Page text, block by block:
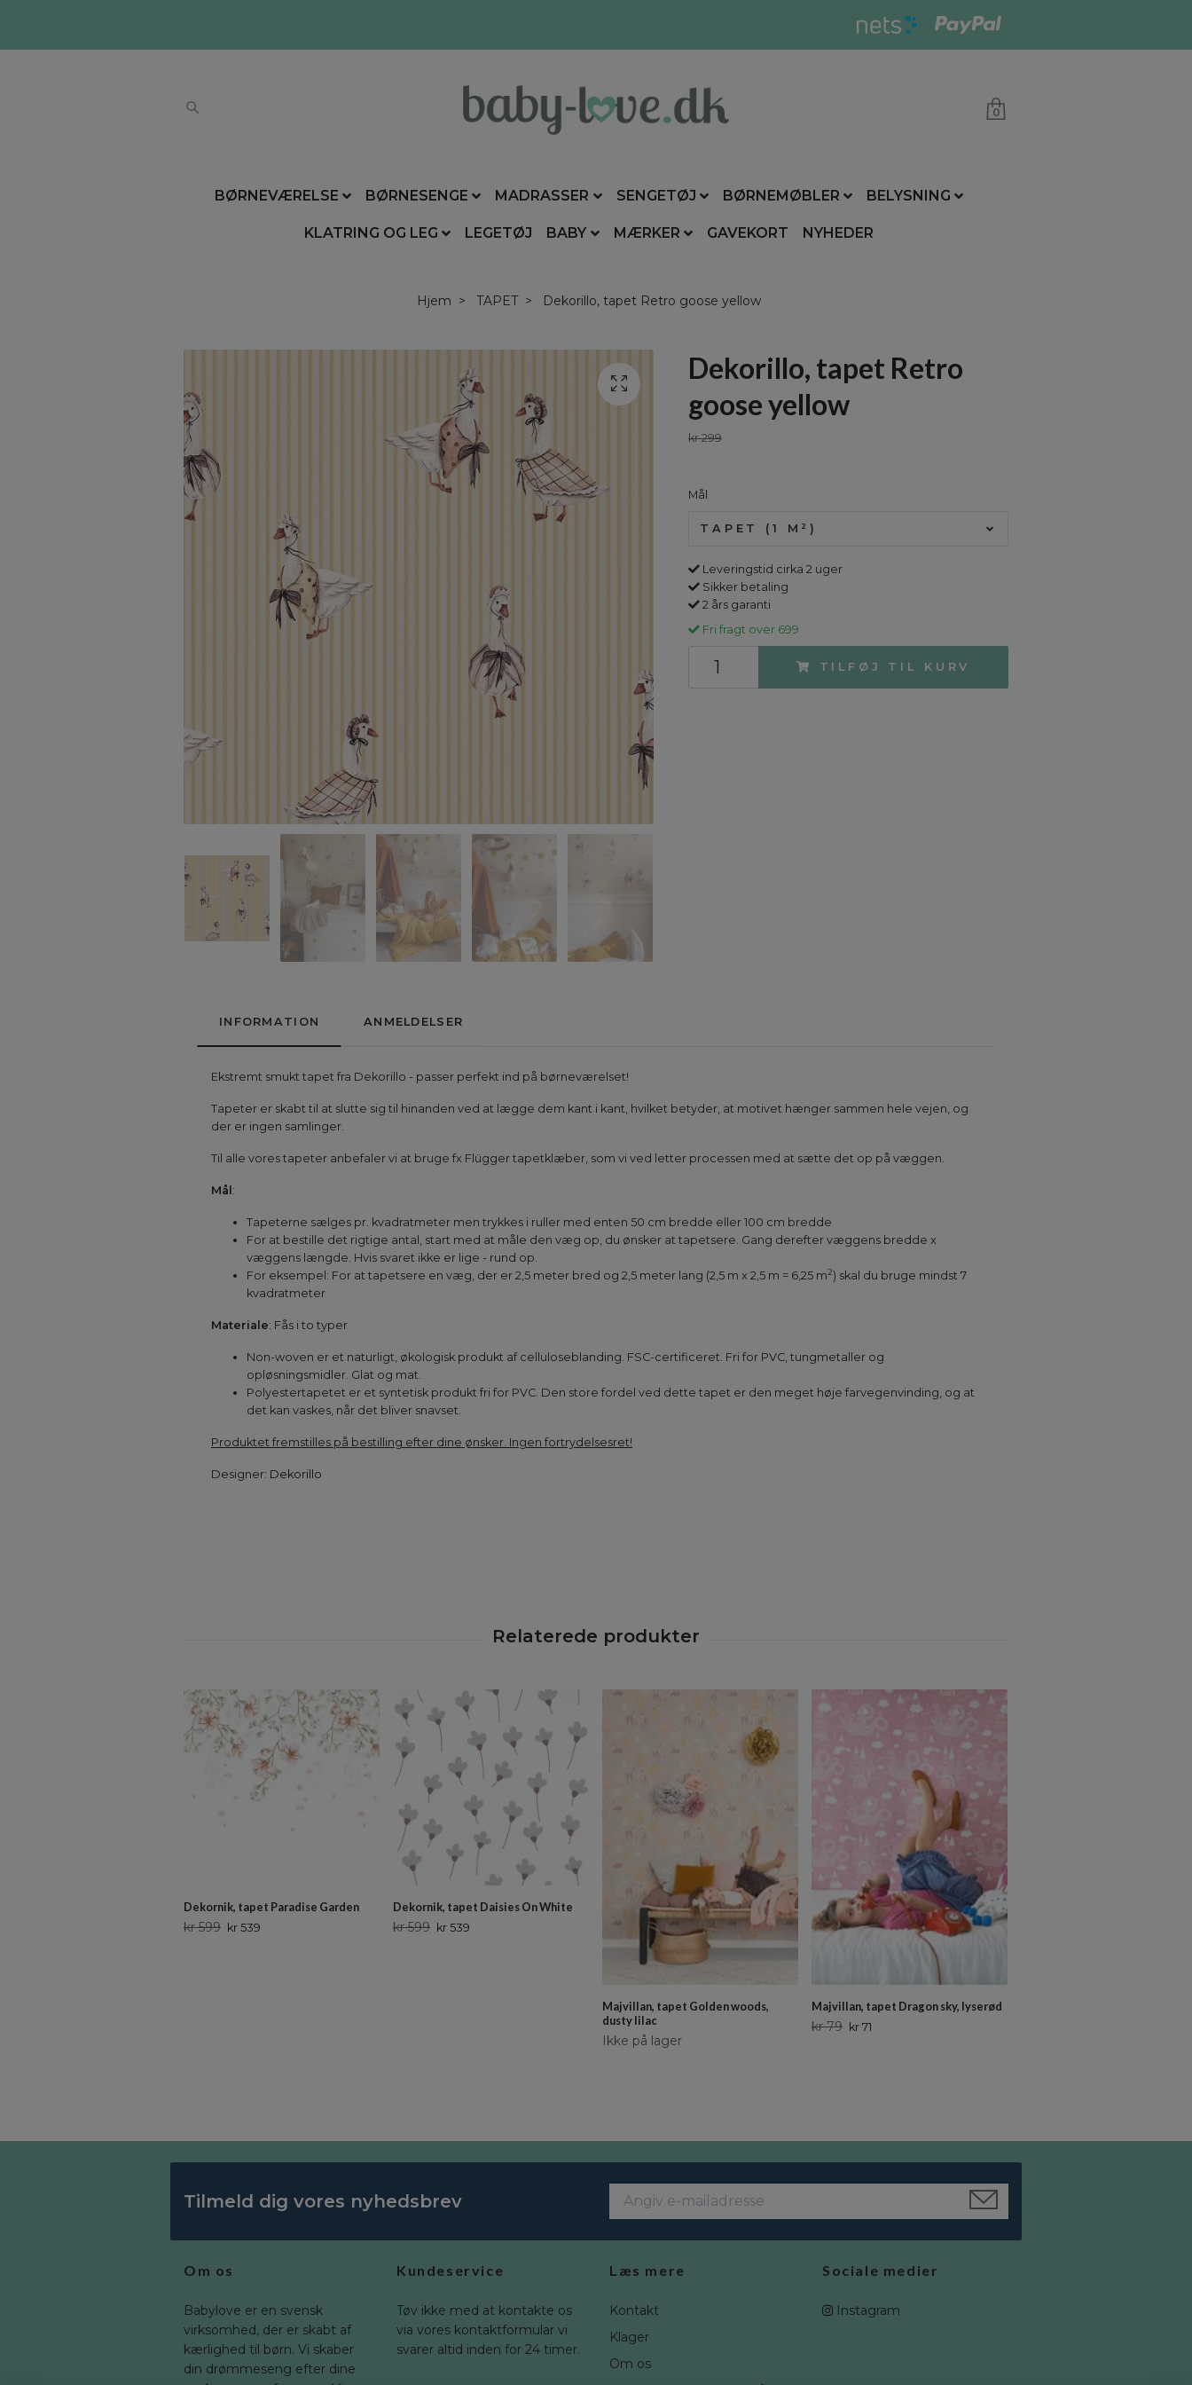
0
BØRNEVÆRELSE BØRNESENGE MADRASSER SENGETØJ BØRNEMØBLER BELYSNING
KLATRING OG LEG LEGETØJ BABY MÆRKER GAVEKORT NYHEDER
Hjem TAPET Dekorillo, tapet Retro goose yellow
Dekorillo, tapet Retro
goose yellow
kr 299
Mål
TAPET (1 M²)
Leveringstid cirka 2 uger
Sikker betaling
2 års garanti
Fri fragt over 699
TILFØJ TIL KURV
INFORMATION ANMELDELSER
Ekstremt smukt tapet fra Dekorillo - passer perfekt ind på børneværelset!
Tapeter er skabt til at slutte sig til hinanden ved at lægge dem kant i kant, hvilket betyder, at motivet hænger sammen hele vejen, og
der er ingen samlinger.
Til alle vores tapeter anbefaler vi at bruge fx Flügger tapetklæber, som vi ved letter processen med at sætte det op på væggen.
Mål :
Tapeterne sælges pr. kvadratmeter men trykkes i ruller med enten 50 cm bredde eller 100 cm bredde
For at bestille det rigtige antal, start med at måle den væg op, du ønsker at tapetsere. Gang derefter væggens bredde x
væggens længde. Hvis svaret ikke er lige - rund op.
For eksempel: For at tapetsere en væg, der er 2,5 meter bred og 2,5 meter lang (2,5 m x 2,5 m = 6,25 m2) skal du bruge mindst 7
kvadratmeter
Materiale: Fås i to typer
Non-woven er et naturligt, økologisk produkt af celluloseblanding. FSC-certificeret. Fri for PVC, tungmetaller og
opløsningsmidler. Glat og mat.
Polyestertapetet er et syntetisk produkt fri for PVC. Den store fordel ved dette tapet er den meget høje farvegenvinding, og at
det kan vaskes, når det bliver snavset.
Produktet fremstilles på bestilling efter dine ønsker. Ingen fortrydelsesret!
Designer: Dekorillo
Dekornik, tapet Paradise Garden
kr 599 kr 539
Dekornik, tapet Daisies On White
kr 599 kr 539
Majvillan, tapet Golden woods,
dusty lilac
Ikke på lager
Majvillan, tapet Dragon sky, lyserød
kr 79 kr 71
Tilmeld dig vores nyhedsbrev
Om os
Babylove er en svensk
virksomhed, der er skabt af
kærlighed til børn. Vi skaber
din drømmeseng efter dine
Kundeservice
Tøv ikke med at kontakte os
via vores kontaktformular vi
svarer altid inden for 24 timer.
Læs mere
Kontakt
Klager
Om os
Sociale medier
Instagram